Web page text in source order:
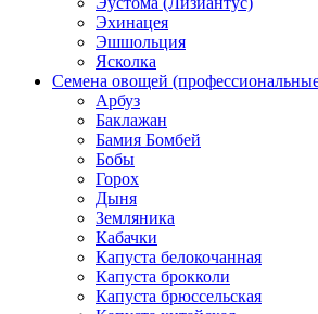
Эхинацея
Эшшольция
Ясколка
Семена овощей
Арбуз
Баклажан
Бамия Бомбей
Бобы
Горох
Дыня
Земляника
Кабачки
Капуста белокочанная
Капуста брокколи
Капуста брюссельская